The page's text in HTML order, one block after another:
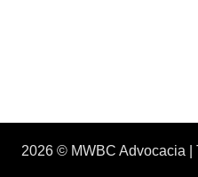
2026 © MWBC Advocacia |